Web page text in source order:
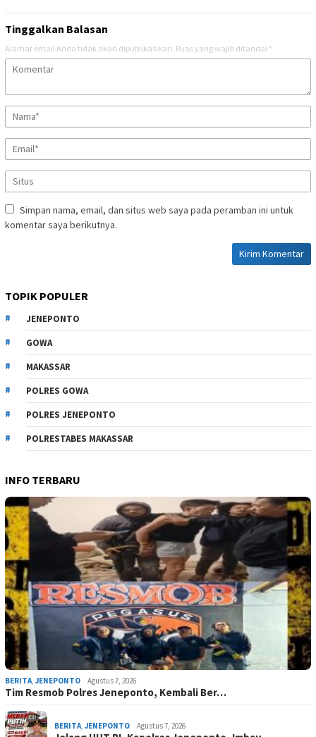
Tinggalkan Balasan
Alamat email Anda tidak akan dipublikasikan. Ruas yang wajib ditandai *
Simpan nama, email, dan situs web saya pada peramban ini untuk
komentar saya berikutnya.
TOPIK POPULER
JENEPONTO
GOWA
MAKASSAR
POLRES GOWA
POLRES JENEPONTO
POLRESTABES MAKASSAR
INFO TERBARU
BERITA, JENEPONTO Agustus 7, 2026
Tim Resmob Polres Jeneponto, Kembali Ber…
BERITA, JENEPONTO Agustus 7, 2026